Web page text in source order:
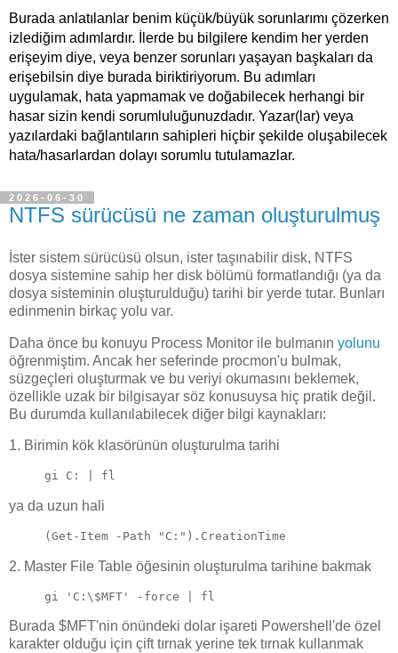
Burada anlatılanlar benim küçük/büyük sorunlarımı çözerken
izlediğim adımlardır. İlerde bu bilgilere kendim her yerden
erişeyim diye, veya benzer sorunları yaşayan başkaları da
erişebilsin diye burada biriktiriyorum. Bu adımları
uygulamak, hata yapmamak ve doğabilecek herhangi bir
hasar sizin kendi sorumluluğunuzdadır. Yazar(lar) veya
yazılardaki bağlantıların sahipleri hiçbir şekilde oluşabilecek
hata/hasarlardan dolayı sorumlu tutulamazlar.
2026-06-30
NTFS sürücüsü ne zaman oluşturulmuş
İster sistem sürücüsü olsun, ister taşınabilir disk, NTFS
dosya sistemine sahip her disk bölümü formatlandığı (ya da
dosya sisteminin oluşturulduğu) tarihi bir yerde tutar. Bunları
edinmenin birkaç yolu var.
Daha önce bu konuyu Process Monitor ile bulmanın yolunu
öğrenmiştim. Ancak her seferinde procmon'u bulmak,
süzgeçleri oluşturmak ve bu veriyi okumasını beklemek,
özellikle uzak bir bilgisayar söz konusuysa hiç pratik değil.
Bu durumda kullanılabilecek diğer bilgi kaynakları:
1. Birimin kök klasörünün oluşturulma tarihi
gi C: | fl
ya da uzun hali
(Get-Item -Path "C:").CreationTime
2. Master File Table öğesinin oluşturulma tarihine bakmak
gi 'C:\$MFT' -force | fl
Burada $MFT'nin önündeki dolar işareti Powershell'de özel
karakter olduğu için çift tırnak yerine tek tırnak kullanmak